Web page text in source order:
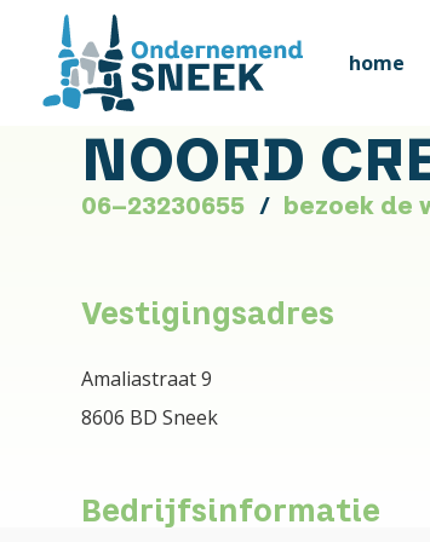
home
NOORD
06-23230655 bezoek de
Vestigingsadres
Amaliastraat 9
8606 BD Sneek
Bedrijfsinformatie